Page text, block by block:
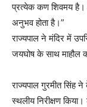
प्रत्येक कण शिवमय है।
अनुभव होता है।”
राज्यपाल ने मंदिर में
जयघोष के साथ माहौल
राज्यपाल गुरमीत सिंह ने
स्थलीय निरीक्षण